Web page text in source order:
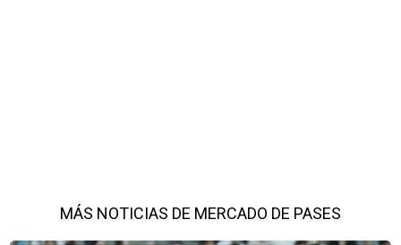
MÁS NOTICIAS DE MERCADO DE PASES